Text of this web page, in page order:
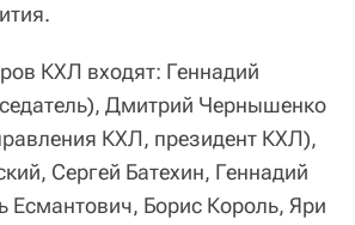
КХЛ входят: Геннадий
Дмитрий Чернышенко
КХЛ, президент КХЛ),
Сергей Батехин, Геннадий
Есмантович, Борис Король, Яри